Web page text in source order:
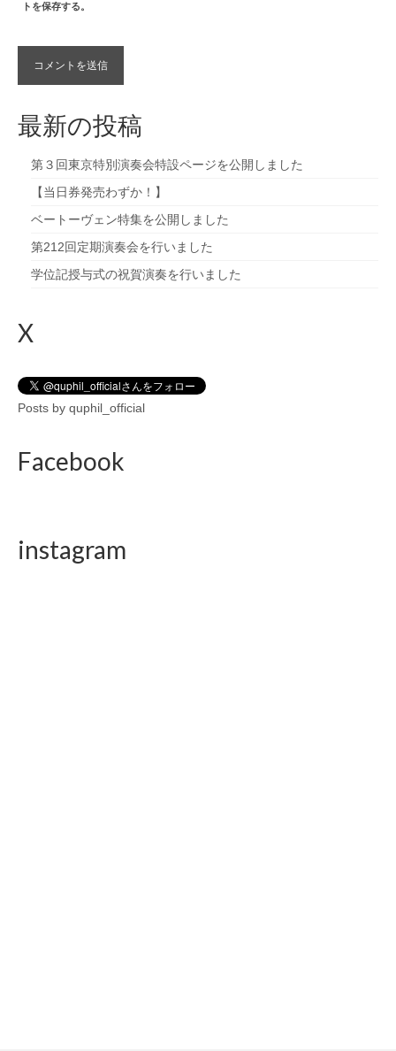
トを保存する。
最新の投稿
第３回東京特別演奏会特設ページを公開しました
【当日券発売わずか！】
ベートーヴェン特集を公開しました
第212回定期演奏会を行いました
学位記授与式の祝賀演奏を行いました
X
Posts by quphil_official
Facebook
instagram